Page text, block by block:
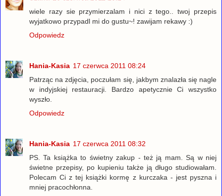
wiele razy sie przymierzalam i nici z tego.. twoj przepis
wyjatkowo przypadl mi do gustu~! zawijam rekawy :)
Odpowiedz
Hania-Kasia 17 czerwca 2011 08:24
Patrząc na zdjęcia, poczułam się, jakbym znalazła się nagle
w indyjskiej restauracji. Bardzo apetycznie Ci wszystko
wyszło.
Odpowiedz
Hania-Kasia 17 czerwca 2011 08:32
PS. Ta książka to świetny zakup - też ją mam. Są w niej
świetne przepisy, po kupieniu także ją długo studiowałam.
Polecam Ci z tej książki kormę z kurczaka - jest pyszna i
mniej pracochłonna.